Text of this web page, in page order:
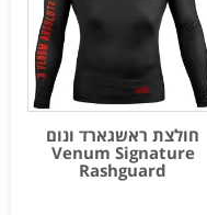
חולצת ראשגארד ונום
Venum Signature
Rashguard